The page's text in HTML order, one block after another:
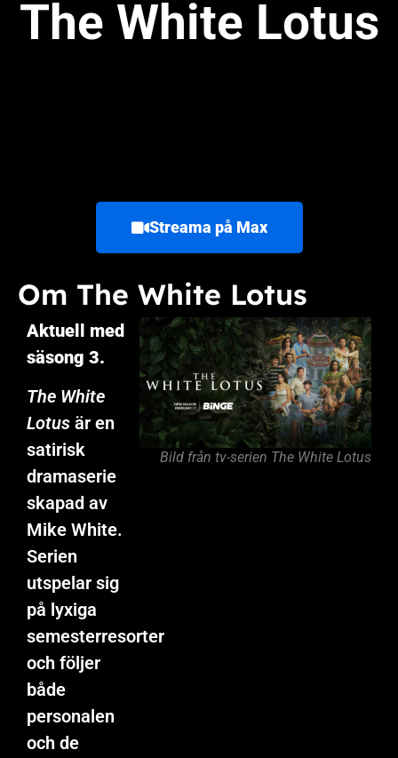
The White Lotus
Streama på Max
Om The White Lotus
Aktuell med
säsong 3.
The White
Lotus är en
satirisk
dramaserie
skapad av
Mike White.
Serien
utspelar sig
på lyxiga
semesterresorter
och följer
både
personalen
och de
Bild från tv-serien The White Lotus